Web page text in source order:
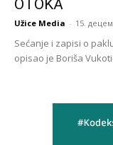
OTOKA
Užice Media - 15.
Sećanje i zapisi o
opisao je Boriša